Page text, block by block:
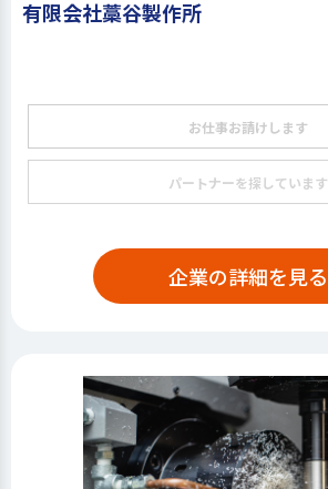
有限会社藁谷製作所
お仕事お請けします
パートナーを探しています
企業の詳細を見る